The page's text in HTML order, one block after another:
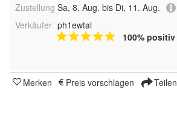
Zustellung Sa, 8. Aug. bis Di, 11. Aug.
Verkäufer ph1ewtal
100% positiv
Merken Preis vorschlagen Teilen